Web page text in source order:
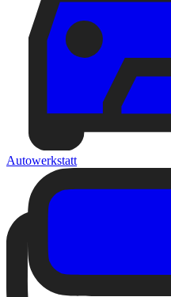
Autowerkstatt